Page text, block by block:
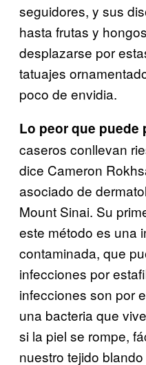
seguidores, y sus
hasta frutas y
desplazarse por
tatuajes
poco de envidia.
Lo peor que puede
caseros conllevan
dice Cameron
asociado de
Mount Sinai. Su
este método es una
contaminada, que
infecciones por
infecciones son por
una bacteria que
si la piel se rompe,
nuestro tejido